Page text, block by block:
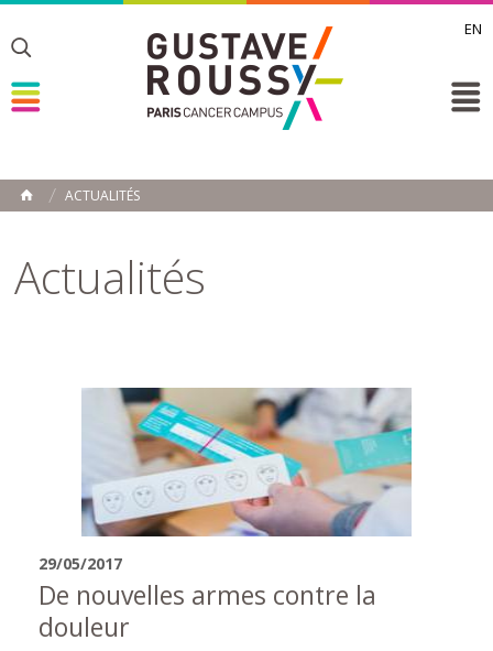
EN
Toggle
Toggle
ACCUEIL
ACTUALITÉS
Actualités
29/05/2017
De nouvelles armes contre la
douleur